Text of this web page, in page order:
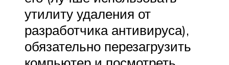
утилиту удаления от
разработчика антивируса),
обязательно перезагрузить